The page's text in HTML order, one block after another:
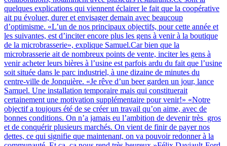
quelques explications qui viennent éclairer le fait que la coopérative
ait pu évoluer, durer et envisager demain avec beaucoup
d’optimisme. «L’un de nos principaux objectifs, pour cette année et
les suivantes, est d’inciter encore plus les gens à venir à la boutique
de la microbrasserie», explique Samuel.Car bien que la
microbrasserie ait de nombreux points de vente, inciter les gens à
venir acheter leurs bières à l’usine est parfois ardu du fait que l’usine
soit située dans le parc industriel, à une dizaine de minutes du
centre-ville de Jonquière. «Je rêve d’un beer garden un jour, lance
Samuel. Une installation temporaire mais qui constituerait
certainement une motivation supplémentaire pour venir!» «Notre
objectif a toujours été de se créer un travail qu’on aime, avec de
bonnes conditions. On n’a jamais eu l’ambition de devenir très gros
et de conquérir plusieurs marchés. On vient de finir de payer nos
dettes, ce qui signifie que maintenant, on va pouvoir redonner à la